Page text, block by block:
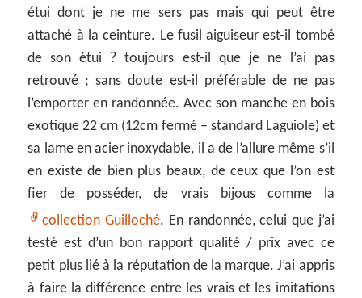
étui dont je ne me sers pas mais qui peut être
attaché à la ceinture. Le fusil aiguiseur est-il tombé
de son étui ? toujours est-il que je ne l’ai pas
retrouvé ; sans doute est-il préférable de ne pas
l’emporter en randonnée. Avec son manche en bois
exotique 22 cm (12cm fermé – standard Laguiole) et
sa lame en acier inoxydable, il a de l’allure même s’il
en existe de bien plus beaux, de ceux que l’on est
fier de posséder, de vrais bijous comme la
collection Guilloché. En randonnée, celui que j’ai
testé est d’un bon rapport qualité / prix avec ce
petit plus lié à la réputation de la marque. J’ai appris
à faire la différence entre les vrais et les imitations